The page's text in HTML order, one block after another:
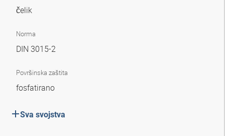
čelik
Norma
DIN 3015-2
Površinska zaštita
fosfatirano
Sva svojstva